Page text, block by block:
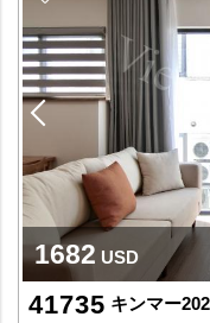
1682 USD
41735 キンマー2025